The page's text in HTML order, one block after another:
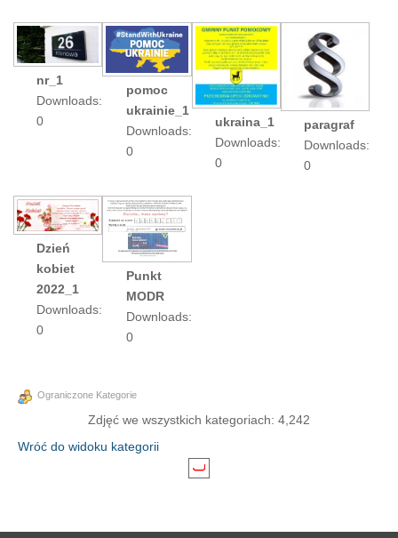
nr_1
Downloads:
0
pomoc
ukrainie_1
Downloads:
0
ukraina_1
Downloads:
0
paragraf
Downloads:
0
Dzień
kobiet
2022_1
Downloads:
0
Punkt
MODR
Downloads:
0
Ograniczone Kategorie
Zdjęć we wszystkich kategoriach: 4,242
Wróć do widoku kategorii